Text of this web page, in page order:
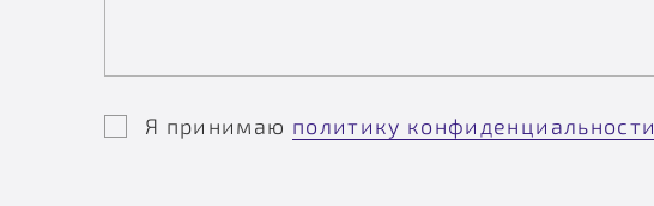
Я принимаю политику конфиденциальности